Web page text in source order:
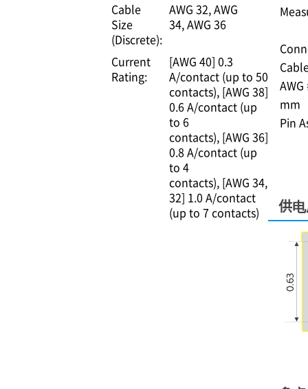
Cable
Size
(Discrete):
AWG 32 AWG
34 AWG 36
Current
Rating:
[AWG 40] 0.3
A/contact (up to 50
contacts) [AWG 38]
0.6 A/contact (up
to 6
contacts) [AWG 36]
0.8 A/contact (up
to 4
contacts) [AWG 34,
32] 1.0 A/contact
(up to 7 contacts)
mm
Pin
供